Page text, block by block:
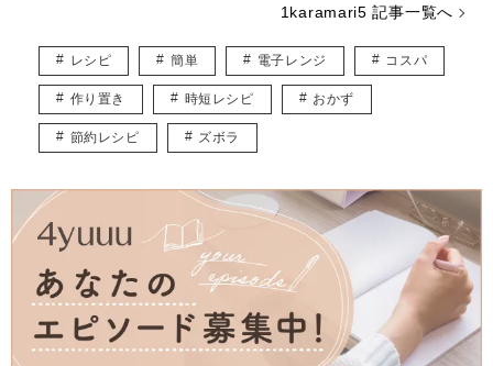
粘土の世界は奥が深く、アイデアがつきません。
分を味わうこともしばしば♡
調理師としての経験を活かして、思わず作ってみたくなるような料理の
記事を発信していきます！
1karamari5 記事一覧へ
レシピ 簡単 電子レンジ コスパ
作り置き 時短レシピ おかず
節約レシピ ズボラ